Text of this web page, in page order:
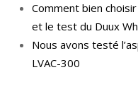
Comment bien
et le test du Duux
Nous avons testé
LVAC-300